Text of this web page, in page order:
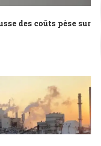
des coûts pèse sur